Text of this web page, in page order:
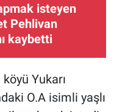
isteyen
Pehlivan
kaybetti
Yukarı
O.A isimli yaşlı